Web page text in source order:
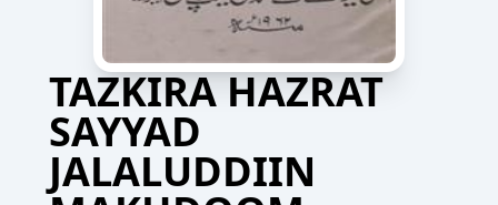
TAZKIRA HAZRAT
SAYYAD
JALALUDDIIN